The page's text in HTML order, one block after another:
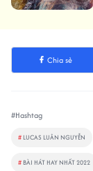
Chia sẻ
#Hashtag
# LUCAS LUÂN NGUYỄN
# BÀI HÁT HAY NHẤT 2022